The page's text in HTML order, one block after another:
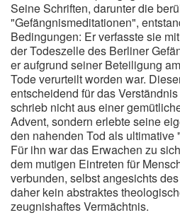
Seine Schriften, darunter die
"Gefängnismeditationen",
Bedingungen: Er verfasste sie
der Todeszelle des Berliner
er aufgrund seiner Beteiligung
Tode verurteilt worden war.
entscheidend für das
schrieb nicht aus einer
Advent, sondern erlebte seine
den nahenden Tod als ultimative
Für ihn war das Erwachen zu
dem mutigen Eintreten für
verbunden, selbst angesichts
daher kein abstraktes
zeugnishaftes Vermächtnis.